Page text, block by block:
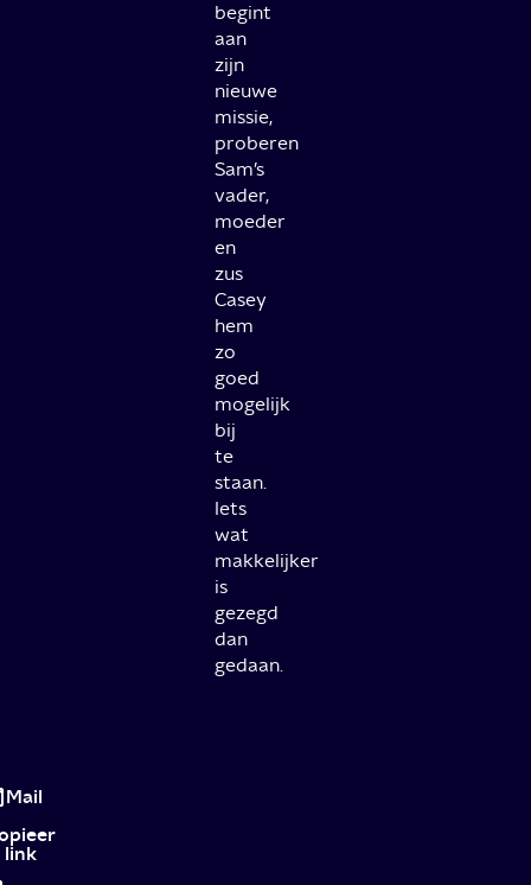
begint
aan
zijn
nieuwe
missie,
proberen
Sam’s
vader,
moeder
en
zus
Casey
hem
zo
goed
mogelijk
bij
te
staan.
Iets
wat
makkelijker
is
gezegd
dan
gedaan.
een
ontroerende
komedie
Mail
link